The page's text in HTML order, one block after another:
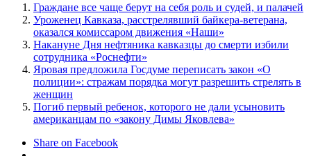
Граждане все чаще берут на себя роль и судей, и палачей
Уроженец Кавказа, расстрелявший байкера-ветерана,
оказался комиссаром движения «Наши»
Накануне Дня нефтяника кавказцы до смерти избили
сотрудника «Роснефти»
Яровая предложила Госдуме переписать закон «О
полиции»: стражам порядка могут разрешить стрелять в
женщин
Погиб первый ребенок, которого не дали усыновить
американцам по «закону Димы Яковлева»
Share on Facebook